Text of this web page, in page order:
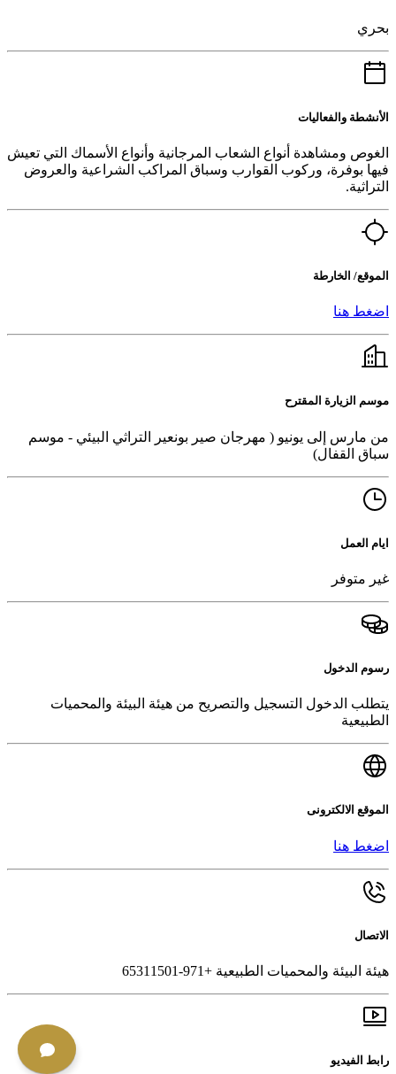
بحري
الأنشطة والفعاليات
الغوص ومشاهدة أنواع الشعاب المرجانية وأنواع الأسماك التي تعيش
فيها بوفرة، وركوب القوارب وسباق المراكب الشراعية والعروض
التراثية.
الموقع/ الخارطة
اضغط هنا
موسم الزيارة المقترح
من مارس إلى يونيو ( مهرجان صير بونعير التراثي البيئي - موسم
سباق القفال)
ايام العمل
غير متوفر
رسوم الدخول
يتطلب الدخول التسجيل والتصريح من هيئة البيئة والمحميات
الطبيعية
الموقع الالكترونى
اضغط هنا
الاتصال
هيئة البيئة والمحميات الطبيعية +971-65311501
رابط الفيديو